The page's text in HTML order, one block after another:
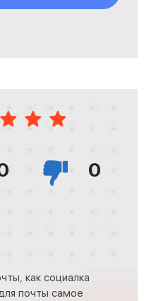
0
как социалка
почты самое